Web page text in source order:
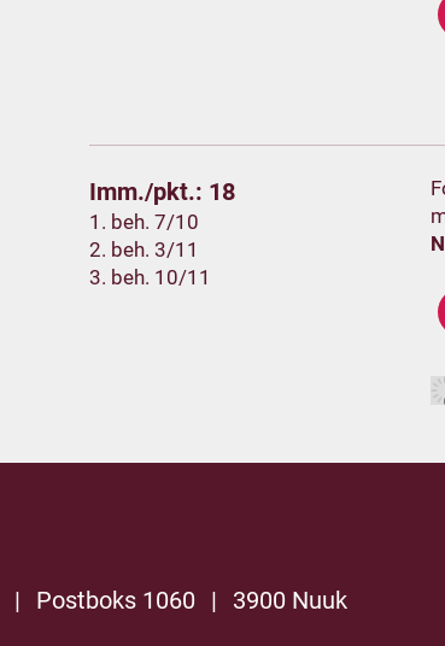
Imm./pkt.: 18
1. beh. 7/10
2. beh. 3/11
3. beh. 10/11
| Postboks 1060 |
3900 Nuuk